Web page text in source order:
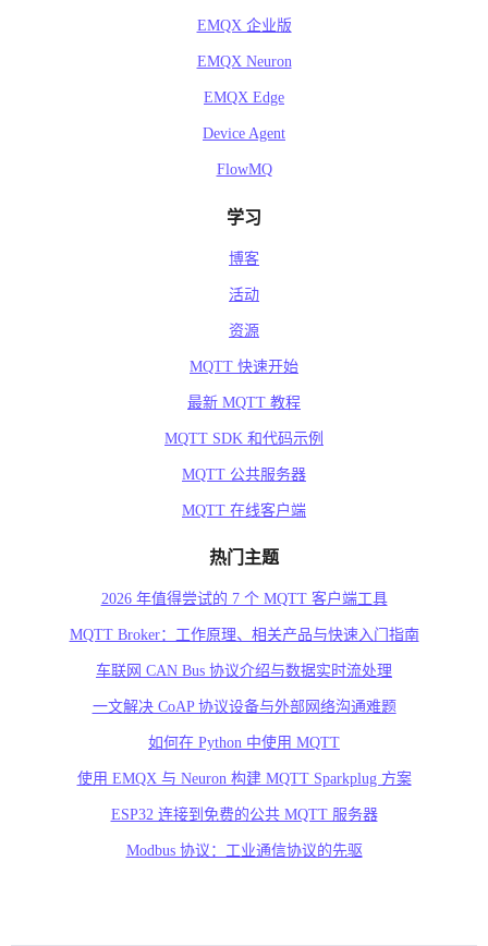
EMQX 企业版
EMQX Neuron
EMQX Edge
Device Agent
FlowMQ
学习
博客
活动
资源
MQTT 快速开始
最新 MQTT 教程
MQTT SDK 和代码示例
MQTT 公共服务器
MQTT 在线客户端
热门主题
2026 年值得尝试的 7 个 MQTT 客户端工具
MQTT Broker：工作原理、相关产品与快速入门指南
车联网 CAN Bus 协议介绍与数据实时流处理
一文解决 CoAP 协议设备与外部网络沟通难题
如何在 Python 中使用 MQTT
使用 EMQX 与 Neuron 构建 MQTT Sparkplug 方案
ESP32 连接到免费的公共 MQTT 服务器
Modbus 协议：工业通信协议的先驱